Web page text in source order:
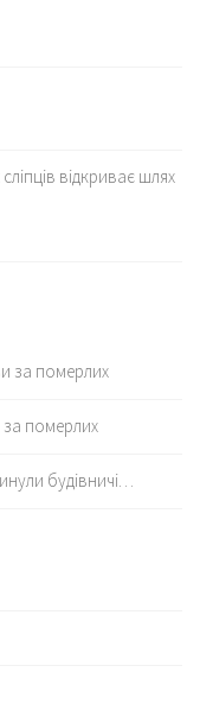
відкриває шлях
за померлих
за померлих
будівничі…